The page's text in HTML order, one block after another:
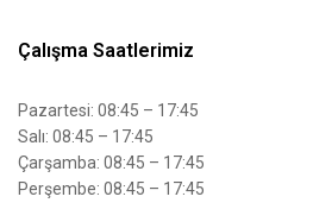
Çalışma Saatlerimiz
Pazartesi: 08:45 – 17:45
Salı: 08:45 – 17:45
Çarşamba: 08:45 – 17:45
Perşembe: 08:45 – 17:45